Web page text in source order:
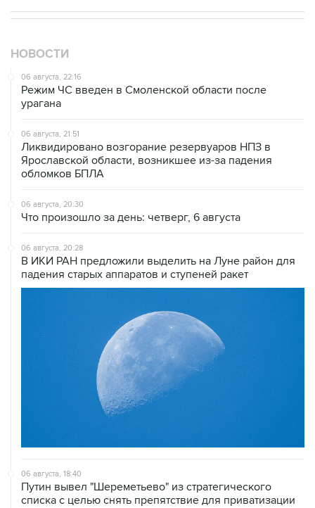
НОВОСТИ
06 августа, 22:16
Режим ЧС введен в Смоленской области после
урагана
06 августа, 21:51
Ликвидировано возгорание резервуаров НПЗ в
Ярославской области, возникшее из-за падения
обломков БПЛА
06 августа, 20:30
Что произошло за день: четверг, 6 августа
06 августа, 20:28
В ИКИ РАН предложили выделить на Луне район для
падения старых аппаратов и ступеней ракет
06 августа, 18:40
Путин вывел "Шереметьево" из стратегического
списка с целью снять препятствие для приватизации